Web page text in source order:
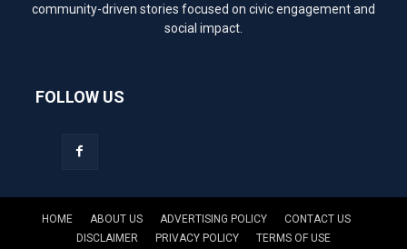
community-driven stories focused on civic engagement and
social impact.
FOLLOW US
HOME ABOUT US ADVERTISING POLICY
CONTACT US
DISCLAIMER
PRIVACY POLICY TERMS OF USE